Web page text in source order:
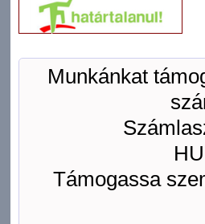
Munkánkat
Támogassa